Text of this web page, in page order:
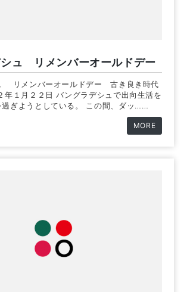
ュ リメンバーオールドデー
リメンバーオールドデー 古き良き時代
年１月２２日 バングラデシュで出向生活を
過ぎようとしている。 この間、ダッ……
MORE